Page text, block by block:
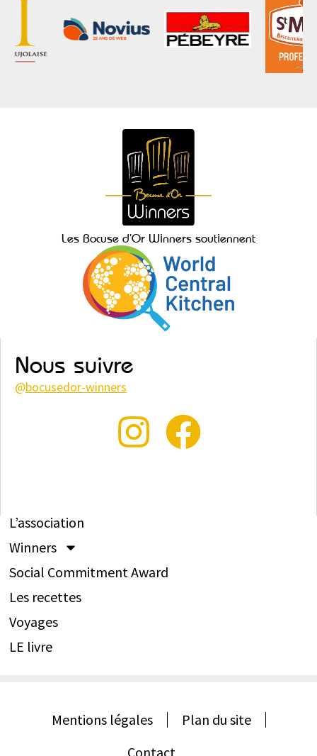
Les Bocuse d’Or Winners soutiennent
Nous suivre
@bocusedor-winners
L’association
Winners
Social Commitment Award
Les recettes
Voyages
LE livre
Mentions légales
Plan du site
Contact